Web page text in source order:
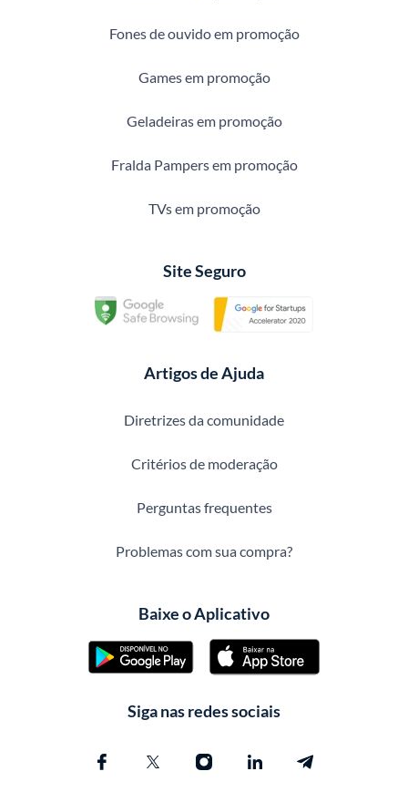
Fones de ouvido em promoção
Games em promoção
Geladeiras em promoção
Fralda Pampers em promoção
TVs em promoção
Site Seguro
Artigos de Ajuda
Diretrizes da comunidade
Critérios de moderação
Perguntas frequentes
Problemas com sua compra?
Baixe o Aplicativo
Siga nas redes sociais